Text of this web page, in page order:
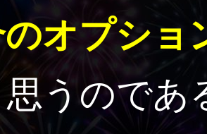
オプショ
うのであ